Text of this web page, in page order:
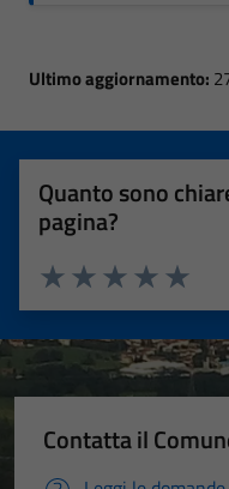
Ultimo aggiornamento:
Quanto sono
pagina?
Valuta
Valuta 4
Valuta 3 stelle
Valuta 2 stelle su 5
Valuta 1 stelle su 5
Contatta il